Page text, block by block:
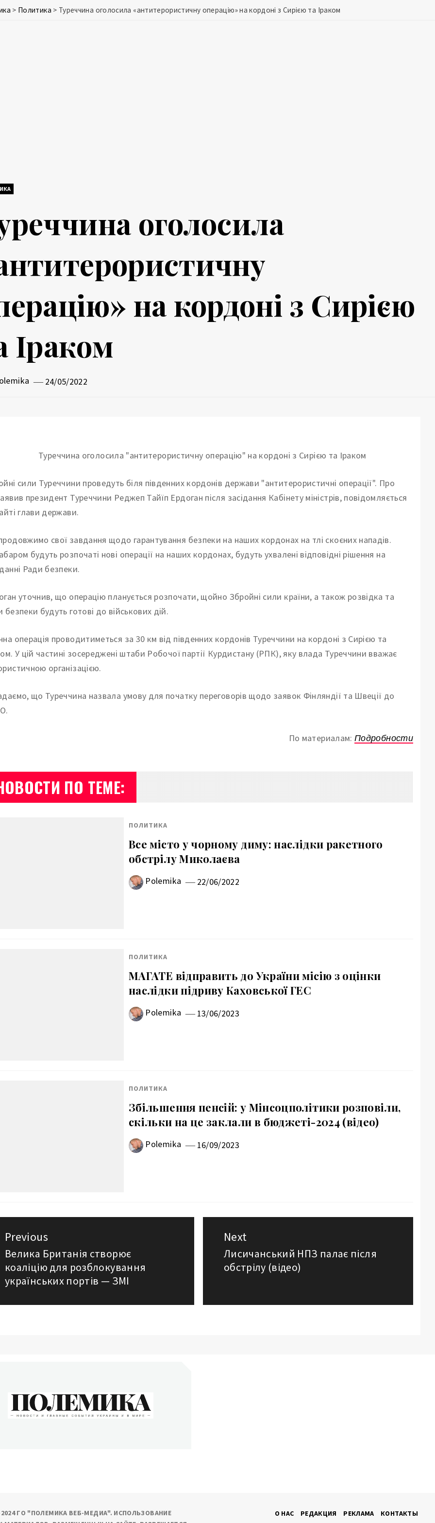
> Политика > Туреччина оголосила «антитерористичну операцію» на кордоні з Сирією та Іраком
оголосила
на кордоні з Сирією
Іраком
24/05/2022
сили Туреччини проведуть біля південних кордонів держави "антитерористичні операції". Про
президент Туреччини Реджеп Тайїп Ердоган після засідання Кабінету міністрів, повідомляється
глави держави.
свої завдання щодо гарантування безпеки на наших кордонах на тлі скоєних нападів.
будуть розпочаті нові операції на наших кордонах, будуть ухвалені відповідні рішення на
Ради безпеки.
уточнив, що операцію планується розпочати, щойно Збройні сили країни, а також розвідка та
безпеки будуть готові до військових дій.
операція проводитиметься за 30 км від південних кордонів Туреччини на кордоні з Сирією та
У цій частині зосереджені штаби Робочої партії Курдистану (РПК), яку влада Туреччини вважає
організацією.
що Туреччина назвала умову для початку переговорів щодо заявок Фінляндії та Швеції до
По материалам:Подробности
ПО ТЕМЕ:
ПОЛИТИКА
Все місто у чорному диму: наслідки ракетного
обстрілу Миколаєва
Polemika 22/06/2022
ПОЛИТИКА
МАГАТЕ відправить до України місію з оцінки
наслідки підриву Каховської ГЕС
Polemika 13/06/2023
ПОЛИТИКА
Збільшення пенсій: у Мінсоцполітики розповіли,
скільки на це заклали в бюджеті-2024 (відео)
Polemika 16/09/2023
Previous
Previous
post:
Велика Британія створює
коаліцію для розблокування
українських портів — ЗМІ
Next
Next
post:
Лисичанський НПЗ палає після
обстрілу (відео)
2024 ГО "ПОЛЕМИКА ВЕБ-МЕДИА". ИСПОЛЬЗОВАНИЕ
О НАС РЕДАКЦИЯ РЕКЛАМА КОНТАКТЫ